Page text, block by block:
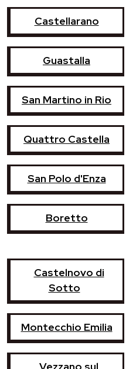
Castellarano
Guastalla
San Martino in Rio
Quattro Castella
San Polo d'Enza
Boretto
Castelnovo di
Sotto
Montecchio Emilia
Vezzano sul